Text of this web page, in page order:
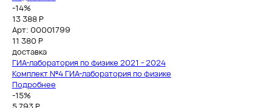
-14%
13 388 Р
Арт: 00001799
11 380Р
доставка
ГИА-лаборатория по физике 2021 - 2024
Комплект №4 ГИА-лаборатория по физике
Подробнее
-15%